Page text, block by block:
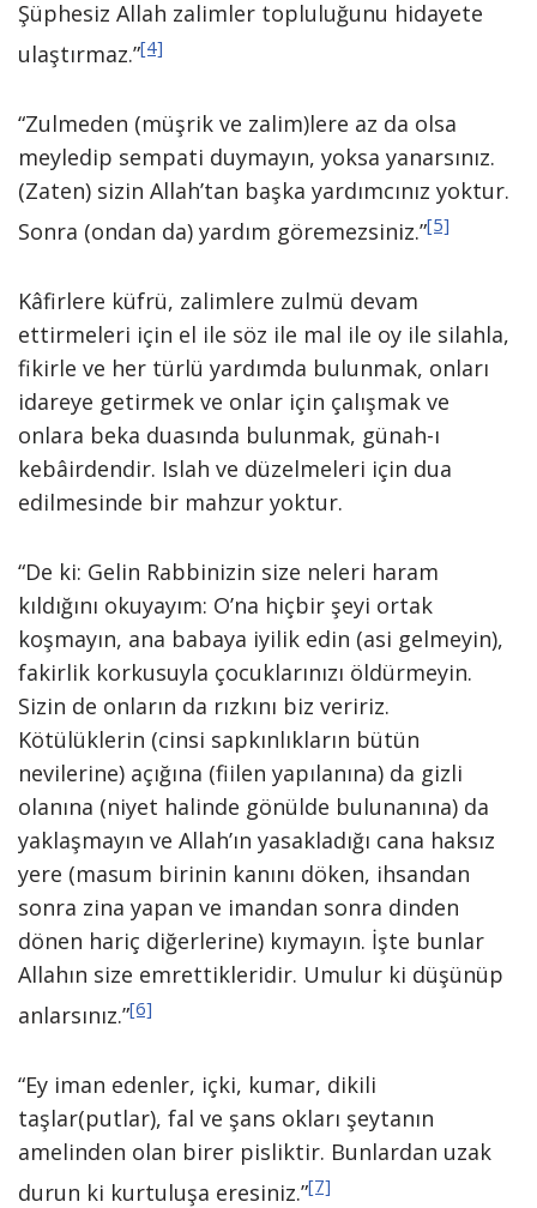
Şüphesiz Allah zalimler topluluğunu hidayete
ulaştırmaz.”[4]
“Zulmeden (müşrik ve zalim)lere az da olsa
meyledip sempati duymayın, yoksa yanarsınız.
(Zaten) sizin Allah’tan başka yardımcınız yoktur.
Sonra (ondan da) yardım göremezsiniz.”[5]
Kâfirlere küfrü, zalimlere zulmü devam
ettirmeleri için el ile söz ile mal ile oy ile silahla,
fikirle ve her türlü yardımda bulunmak, onları
idareye getirmek ve onlar için çalışmak ve
onlara beka duasında bulunmak, günah-ı
kebâirdendir. Islah ve düzelmeleri için dua
edilmesinde bir mahzur yoktur.
“De ki: Gelin Rabbinizin size neleri haram
kıldığını okuyayım: O’na hiçbir şeyi ortak
koşmayın, ana babaya iyilik edin (asi gelmeyin),
fakirlik korkusuyla çocuklarınızı öldürmeyin.
Sizin de onların da rızkını biz veririz.
Kötülüklerin (cinsi sapkınlıkların bütün
nevilerine) açığına (fiilen yapılanına) da gizli
olanına (niyet halinde gönülde bulunanına) da
yaklaşmayın ve Allah’ın yasakladığı cana haksız
yere (masum birinin kanını döken, ihsandan
sonra zina yapan ve imandan sonra dinden
dönen hariç diğerlerine) kıymayın. İşte bunlar
Allahın size emrettikleridir. Umulur ki düşünüp
anlarsınız.”[6]
“Ey iman edenler, içki, kumar, dikili
taşlar(putlar), fal ve şans okları şeytanın
amelinden olan birer pisliktir. Bunlardan uzak
durun ki kurtuluşa eresiniz.”[7]